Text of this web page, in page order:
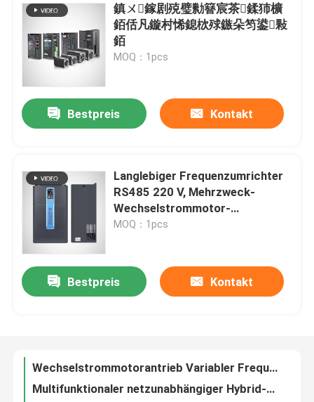
Nach Hause
Über uns
Variabler Frequenzumrichter
鎮ㄨ鎵剧殑璧勬簮宸茶鍒犻櫎
銆佸凡鏇村悕鎴栨殏鏃朵笉鍙敤
銆
MOQ：1pcs
Bestpreis Kontakt
Langlebiger Frequenzumrichter
RS485 220 V, Mehrzweck-
Wechselstrommotor-
Wechselrichterantrieb
MOQ：1pcs
Bestpreis Kontakt
2000 W Auto Frequenzumrichter DC 110 V 220 V 380 V ZU AC 110 V 220 V 380 V
Einphasen-Batterie-VFD-Frequenzumrichter, praktischer Hochfrequenz-Solar-Wechselrichter